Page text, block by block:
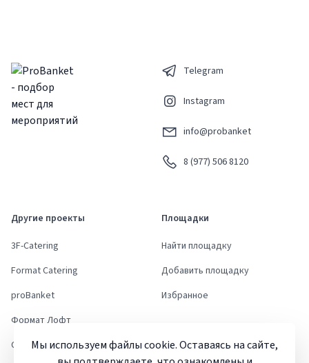
Telegram
Instagram
info@probanket
8 (977) 506 8120
Другие проекты
3F-Catering
Format Catering
proBanket
Формат Лофт
Стори Ивент Дом
Площадки
Найти площадку
Добавить площадку
Избранное
Мы используем файлы cookie. Оставаясь на сайте,